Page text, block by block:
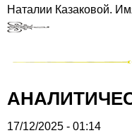
Наталии Казаковой.
17/12/2025 - 01:14